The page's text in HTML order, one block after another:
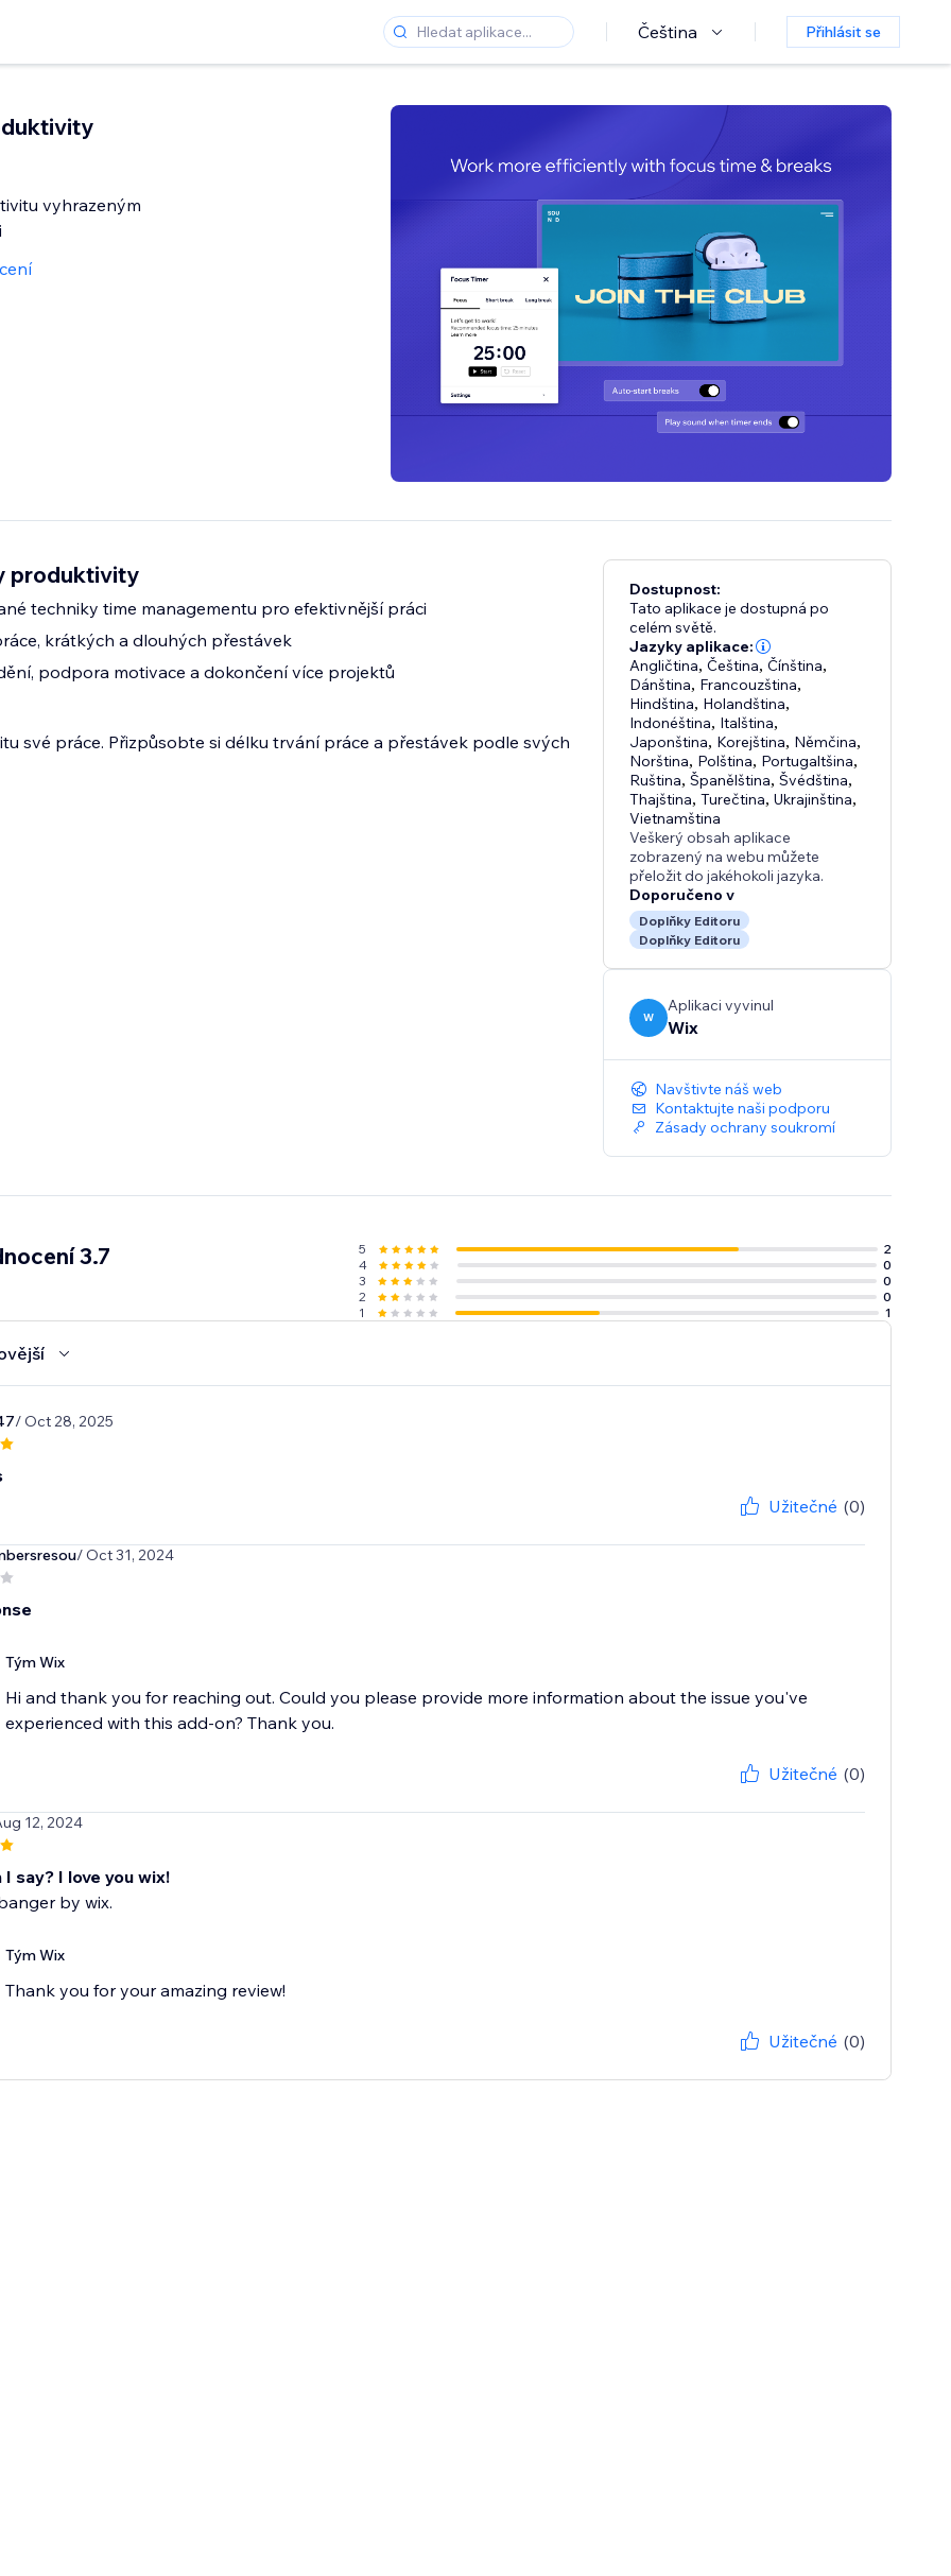
Čeština Přihlásit se
vyhrazeným
produktivity
techniky time managementu pro efektivnější práci
krátkých a dlouhých přestávek
podpora motivace a dokončení více projektů
své práce. Přizpůsobte si délku trvání práce a přestávek podle svých
Dostupnost:
Tato aplikace je dostupná po
celém světě.
Jazyky aplikace:
Angličtina,Čeština,Čínština,
Dánština, Francouzština,
Hindština, Holandština,
Indonéština, Italština,
Japonština, Korejština, Němčina,
Norština, Polština, Portugaltšina,
Ruština,Španělština,Švédština,
Thajština,Turečtina,Ukrajinština,
Vietnamština
Veškerý obsah aplikace
zobrazený na webu můžete
přeložit do jakéhokoli jazyka.
Doporučeno v
Doplňky Editoru
Doplňky Editoru
W
Aplikaci vyvinul
Wix
Navštivte náš web
Kontaktujte naši podporu
Zásady ochrany soukromí
3.7 5
2
4
0
3
0
2
0
1
1
/ Oct 28, 2025
Užitečné (0)
/ Oct 31, 2024
Tým Wix
Hi and thank you for reaching out. Could you please provide more information about the issue you've
experienced with this add-on? Thank you.
Užitečné (0)
12, 2024
I say? I love you wix!
by wix.
Tým Wix
Thank you for your amazing review!
Užitečné (0)